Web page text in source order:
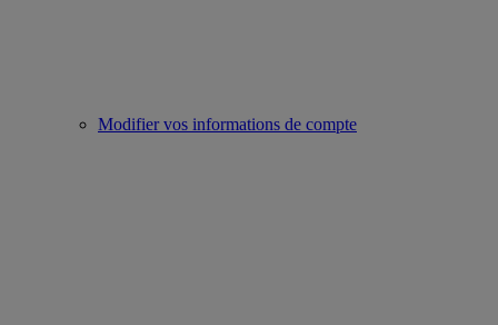
Modifier vos informations de compte